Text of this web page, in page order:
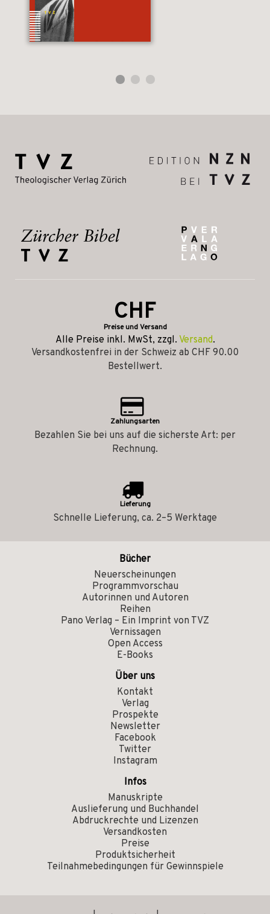
CHF
Preise und Versand
Alle Preise inkl. MwSt, zzgl. Versand.
Versandkostenfrei in der Schweiz ab CHF 90.00
Bestellwert.
Zahlungsarten
Bezahlen Sie bei uns auf die sicherste Art: per
Rechnung.
Lieferung
Schnelle Lieferung, ca. 2–5 Werktage
Bücher
Neuerscheinungen
Programmvorschau
Autorinnen und Autoren
Reihen
Pano Verlag – Ein Imprint von TVZ
Vernissagen
Open Access
E-Books
Über uns
Kontakt
Verlag
Prospekte
Newsletter
Facebook
Twitter
Instagram
Infos
Manuskripte
Auslieferung und Buchhandel
Abdruckrechte und Lizenzen
Versandkosten
Preise
Produktsicherheit
Teilnahmebedingungen für Gewinnspiele